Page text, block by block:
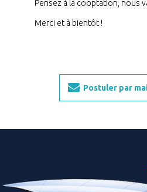
Pensez à la cooptation, nous
Merci et à bientôt !
Postuler par